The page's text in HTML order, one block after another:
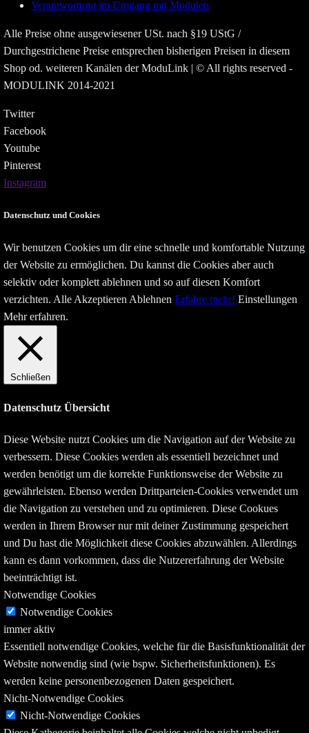
Verantwortung im Umgang mit Modulen
Alle Preise ohne ausgewiesener USt. nach §19 UStG /
Durchgestrichene Preise entsprechen bisherigen Preisen in diesem
Shop od. weiteren Kanälen der ModuLink | © All rights reserved -
MODULINK 2014-2021
Twitter
Facebook
Youtube
Pinterest
Instagram
Datenschutz und Cookies
Wir benutzen Cookies um dir eine schnelle und komfortable Nutzung
der Website zu ermöglichen. Du kannst die Cookies aber auch
selektiv oder komplett ablehnen und so auf diesen Komfort
verzichten. Alle Akzeptieren Ablehnen Erfahre mehr! Einstellungen
Mehr erfahren.
Schließen
Datenschutz Übersicht
Diese Website nutzt Cookies um die Navigation auf der Website zu
verbessern. Diese Cookies werden als essentiell bezeichnet und
werden benötigt um die korrekte Funktionsweise der Website zu
gewährleisten. Ebenso werden Drittparteien-Cookies verwendet um
die Navigation zu verstehen und zu optimieren. Diese Cookues
werden in Ihrem Browser nur mit deiner Zustimmung gespeichert
und Du hast die Möglichkeit diese Cookies abzuwählen. Allerdings
kann es dann vorkommen, dass die Nutzererfahrung der Website
beeinträchtigt ist.
Notwendige Cookies
Notwendige Cookies
immer aktiv
Essentiell notwendige Cookies, welche für die Basisfunktionalität der
Website notwendig sind (wie bspw. Sicherheitsfunktionen). Es
werden keine personenbezogenen Daten gespeichert.
Nicht-Notwendige Cookies
Nicht-Notwendige Cookies